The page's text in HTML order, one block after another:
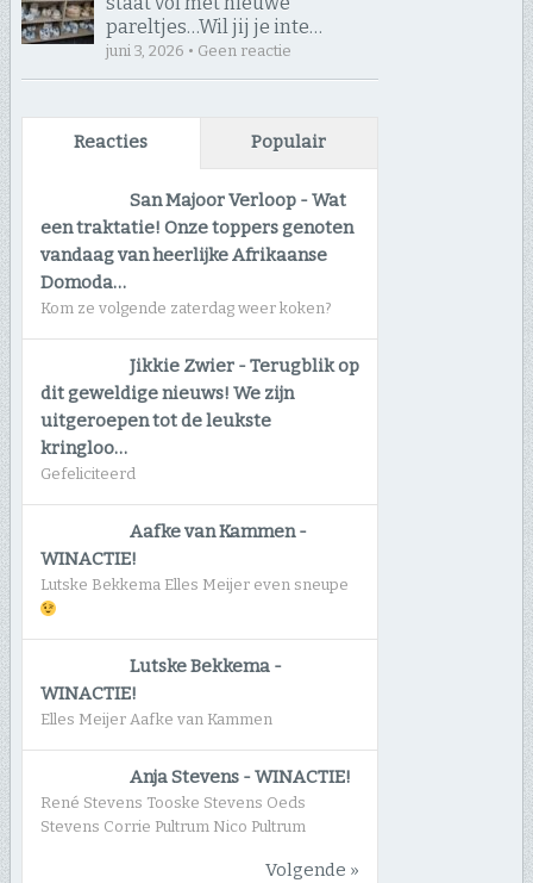
pareltjes… ​Wil jij je inte…
juni 3, 2026 • Geen reactie
Reacties Populair
San Majoor Verloop -Wat
een traktatie! Onze toppers genoten
vandaag van heerlijke Afrikaanse
Domoda…
Kom ze volgende zaterdag weer koken?
Jikkie Zwier -Terugblik op
dit geweldige nieuws! We zijn
uitgeroepen tot de leukste
kringloo…
Gefeliciteerd
Aafke van Kammen-
WINACTIE!
Lutske Bekkema Elles Meijer even sneupe
Lutske Bekkema -
WINACTIE!
Elles Meijer Aafke van Kammen
Anja Stevens -WINACTIE!
René Stevens Tooske Stevens Oeds
Stevens Corrie Pultrum Nico Pultrum
Volgende »